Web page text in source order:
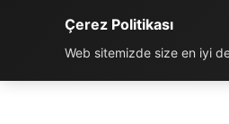
Çerez Politikası
Web sitemizde size en iyi